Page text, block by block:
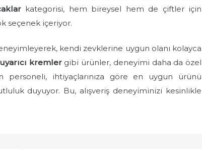
kategorisi, hem bireysel hem de çiftler için
seçenek içeriyor.
kendi zevklerine uygun olanı kolayca
uyarıcı kremlergibi ürünler, deneyimi daha da özel
personeli, ihtiyaçlarınıza göre en uygun ürünü
duyuyor. Bu, alışveriş deneyiminizi kesinlikle